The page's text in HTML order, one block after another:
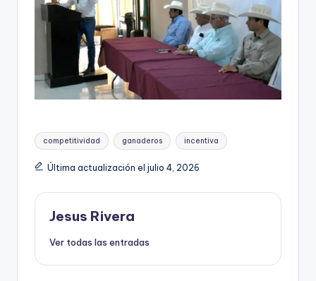
Etiquetas:
competitividad ganaderos incentiva
Última actualización el julio 4, 2026
Jesus Rivera
Ver todas las entradas